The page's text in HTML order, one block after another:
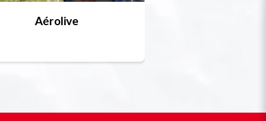
Aérolive